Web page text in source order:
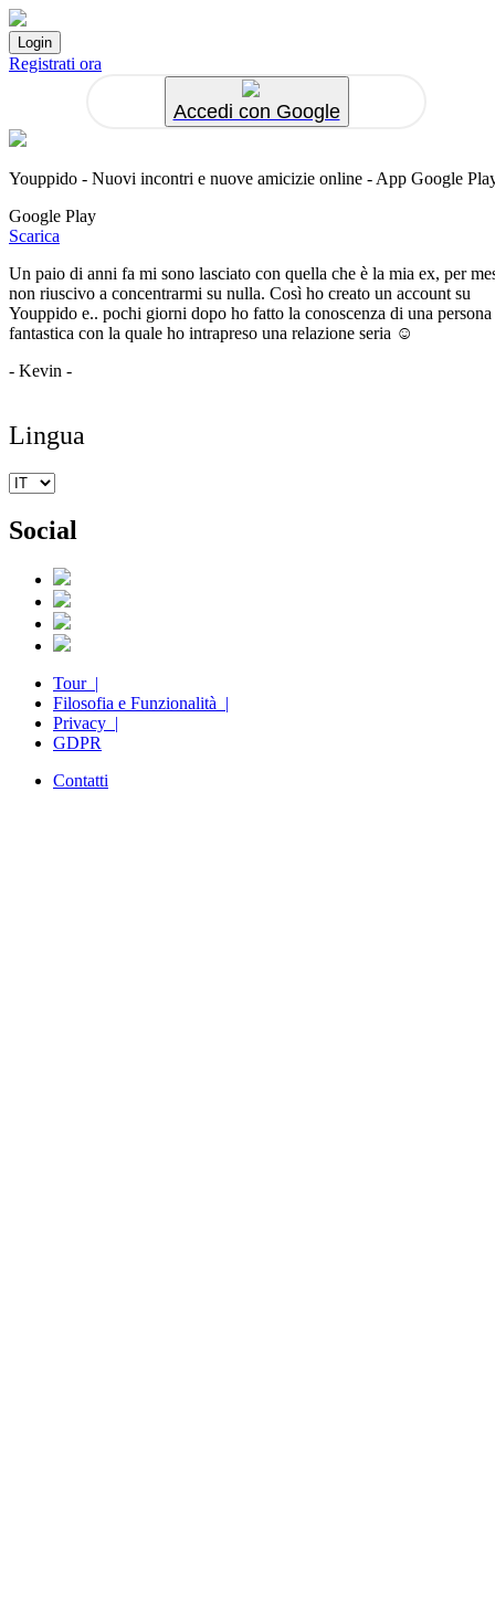
Registrati ora
Accedi con Google
Youppido - Nuovi incontri e nuove amicizie online - App Google
Google Play
Scarica
Un paio di anni fa mi sono lasciato con quella che è la mia ex, per
non riuscivo a concentrarmi su nulla. Così ho creato un account su
Youppido e.. pochi giorni dopo ho fatto la conoscenza di una persona
fantastica con la quale ho intrapreso una relazione seria ☺️
- Kevin -
Lingua
Social
Tour |
Filosofia e Funzionalità |
Privacy |
GDPR
Contatti